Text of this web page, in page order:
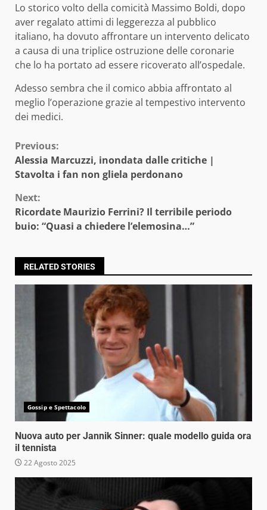
Lo storico volto della comicità Massimo Boldi, dopo
aver regalato attimi di leggerezza al pubblico
italiano, ha dovuto affrontare un intervento delicato
a causa di una triplice ostruzione delle coronarie
che lo ha portato ad essere ricoverato all’ospedale.
Adesso sembra che il comico abbia affrontato al
meglio l’operazione grazie al tempestivo intervento
dei medici.
Continue
Reading
Previous:
Alessia Marcuzzi, inondata dalle critiche |
Stavolta i fan non gliela perdonano
Next:
Ricordate Maurizio Ferrini? Il terribile periodo
buio: “Quasi a chiedere l’elemosina…”
RELATED STORIES
Gossip e Spettacolo
Nuova auto per Jannik Sinner: quale modello guida ora
il tennista
22 Agosto 2025